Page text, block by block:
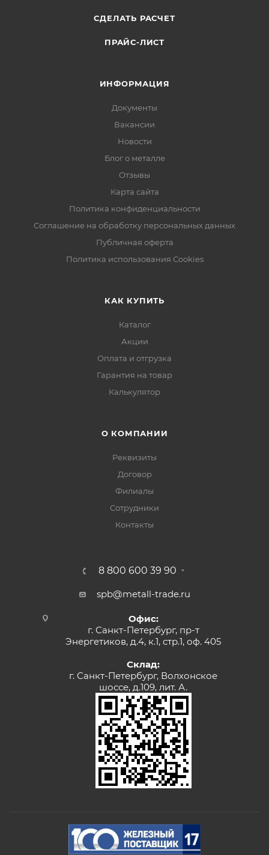
СДЕЛАТЬ РАСЧЕТ
ПРАЙС-ЛИСТ
ИНФОРМАЦИЯ
Документы
Вакансии
Новости
Блог о металле
Отзывы
Карта сайта
Политика конфиденциальности
Соглашение на обработку персональных данных
Публичная оферта
Политика использования Cookies
КАК КУПИТЬ
Каталог
Акции
Оплата и отгрузка
Гарантия на товар
Калькулятор
О КОМПАНИИ
Реквизиты
Договор
Филиалы
Сотрудники
Контакты
8 800 600 39 90
spb@metall-trade.ru
Офис:
г. Санкт-Петербург, пр-т
Энергетиков, д.4, к.1, стр.1, оф. 405
Склад:
г. Санкт-Петербург, Волхонское
шоссе, д.109, лит. А.